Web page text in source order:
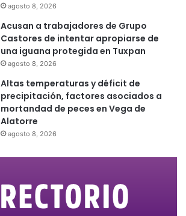
agosto 8, 2026
Acusan a trabajadores de Grupo
Castores de intentar apropiarse de
una iguana protegida en Tuxpan
agosto 8, 2026
Altas temperaturas y déficit de
precipitación, factores asociados a
mortandad de peces en Vega de
Alatorre
agosto 8, 2026